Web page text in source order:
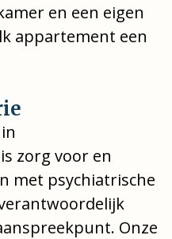
en een eigen
appartement een
zorg voor en
met psychiatrische
Onze